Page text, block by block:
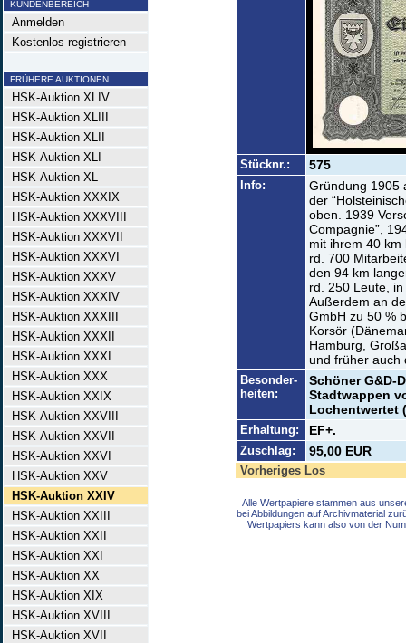
KUNDENBEREICH
Anmelden
Kostenlos registrieren
FRÜHERE AUKTIONEN
HSK-Auktion XLIV
HSK-Auktion XLIII
HSK-Auktion XLII
HSK-Auktion XLI
HSK-Auktion XL
HSK-Auktion XXXIX
HSK-Auktion XXXVIII
HSK-Auktion XXXVII
HSK-Auktion XXXVI
HSK-Auktion XXXV
HSK-Auktion XXXIV
HSK-Auktion XXXIII
HSK-Auktion XXXII
HSK-Auktion XXXI
HSK-Auktion XXX
HSK-Auktion XXIX
HSK-Auktion XXVIII
HSK-Auktion XXVII
HSK-Auktion XXVI
HSK-Auktion XXV
HSK-Auktion XXIV
HSK-Auktion XXIII
HSK-Auktion XXII
HSK-Auktion XXI
HSK-Auktion XX
HSK-Auktion XIX
HSK-Auktion XVIII
HSK-Auktion XVII
Stücknr.: 575
Info:
Gründung 1905
der
oben. 1939
Compagnie”,
mit ihrem 40
rd. 700
den 94 km
rd. 250 Leute,
Außerdem an
GmbH zu 50 %
Korsör
Hamburg,
und früher auch
Besonder-
heiten:
Schöner G&D-
Stadtwappen
Lochentwertet
Erhaltung: EF+.
Zuschlag: 95,00 EUR
Vorheriges Los
Alle Wertpapiere stammen aus
bei Abbildungen auf Archivmaterial
Wertpapiers kann also von der